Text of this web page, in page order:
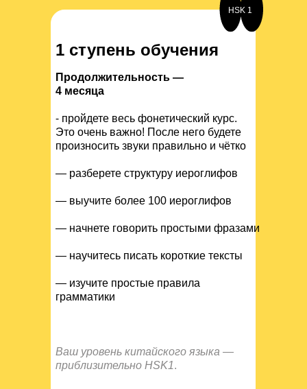
Продолжительность —
4 месяца
⁃ пройдете весь фонетический курс.
Это очень важно! После него будете
произносить звуки правильно и чётко
— разберете структуру иероглифов
— выучите более 100 иероглифов
— начнете говорить простыми фразами
— научитесь писать короткие тексты
— изучите простые правила
грамматики
Ваш уровень китайского языка —
приблизительно HSK1.
1 ступень обучения
HSK 1